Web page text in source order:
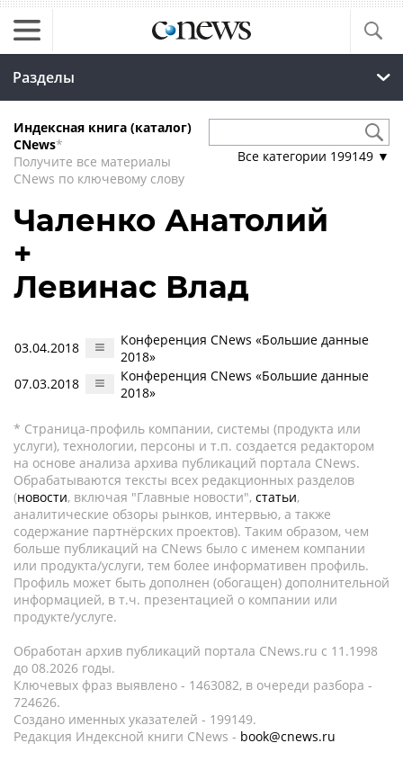
Разделы
Индексная книга (каталог)
CNews*
Получите все материалы
CNews по ключевому слову
Все категории 199149 ▼
Чаленко Анатолий
+
Левинас Влад
03.04.2018
Конференция CNews «Большие данные
2018»
07.03.2018
Конференция CNews «Большие данные
2018»
* Страница-профиль компании, системы (продукта или
услуги), технологии, персоны и т.п. создается редактором
на основе анализа архива публикаций портала CNews.
Обрабатываются тексты всех редакционных разделов
(новости, включая "Главные новости", статьи,
аналитические обзоры рынков, интервью, а также
содержание партнёрских проектов). Таким образом, чем
больше публикаций на CNews было с именем компании
или продукта/услуги, тем более информативен профиль.
Профиль может быть дополнен (обогащен) дополнительной
информацией, в т.ч. презентацией о компании или
продукте/услуге.
Обработан архив публикаций портала CNews.ru c 11.1998
до 08.2026 годы.
Ключевых фраз выявлено - 1463082, в очереди разбора -
724626.
Создано именных указателей - 199149.
Редакция Индексной книги CNews - book@cnews.ru